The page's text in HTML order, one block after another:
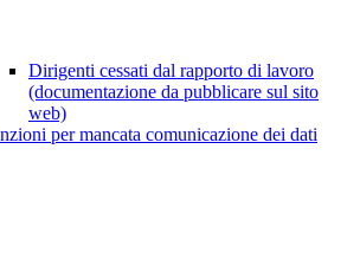
Dirigenti cessati dal rapporto di lavoro
(documentazione da pubblicare sul sito
web)
per mancata comunicazione dei dati